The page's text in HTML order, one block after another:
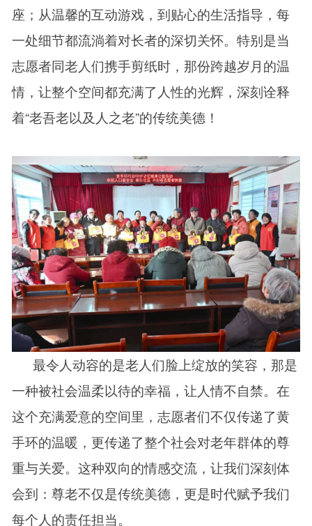
座；从温馨的互动游戏，到贴心的生活指导，每
一处细节都流淌着对长者的深切关怀。特别是当
志愿者同老人们携手剪纸时，那份跨越岁月的温
情，让整个空间都充满了人性的光辉，深刻诠释
着“老吾老以及人之老”的传统美德！
最令人动容的是老人们脸上绽放的笑容，那是
一种被社会温柔以待的幸福，让人情不自禁。在
这个充满爱意的空间里，志愿者们不仅传递了黄
手环的温暖，更传递了整个社会对老年群体的尊
重与关爱。这种双向的情感交流，让我们深刻体
会到：尊老不仅是传统美德，更是时代赋予我们
每个人的责任担当。